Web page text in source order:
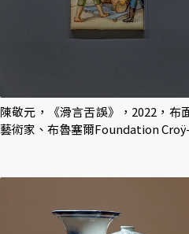
陳敬元，《滑言舌誤》，2022，
藝術家、布魯塞爾Foundation